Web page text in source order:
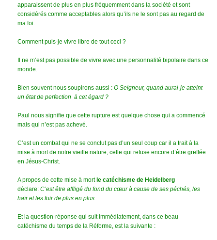
apparaissent de plus en plus fréquemment dans la société et sont
considérés comme acceptables alors qu’ils ne le sont pas au regard de
ma foi.
Comment puis-je vivre libre de tout ceci ?
Il ne m’est pas possible de vivre avec une personnalité bipolaire dans ce
monde.
Bien souvent nous soupirons aussi : O Seigneur, quand aurai-je atteint
un état de perfection à cet égard ?
Paul nous signifie que cette rupture est quelque chose qui a commencé
mais qui n’est pas achevé.
C’est un combat qui ne se conclut pas d’un seul coup car il a trait à la
mise à mort de notre vieille nature, celle qui refuse encore d’être greffée
en Jésus-Christ.
A propos de cette mise à mort le catéchisme de Heidelberg
déclare: C’est être affligé du fond du cœur à cause de ses péchés, les
haïr et les fuir de plus en plus.
Et la question-réponse qui suit immédiatement, dans ce beau
catéchisme du temps de la Réforme, est la suivante :